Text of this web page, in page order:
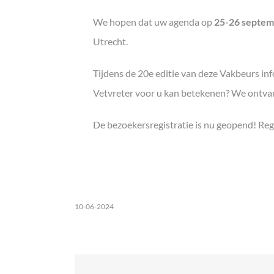
We hopen dat uw agenda op 25-26
Utrecht.
Tijdens de 20e editie van deze Vakbeurs
Vetvreter voor u kan betekenen? We
De bezoekersregistratie is nu geopend!
10-06-2024